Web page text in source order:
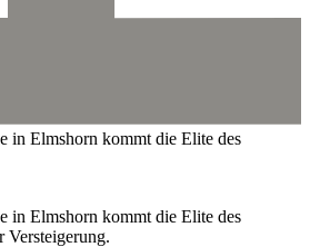
in Elmshorn kommt die Elite des
in Elmshorn kommt die Elite des
Versteigerung.